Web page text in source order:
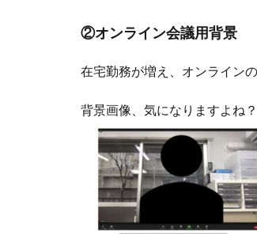
②オンライン会議用背景
在宅勤務が増え、オンライン
背景画像、気になりますよね？